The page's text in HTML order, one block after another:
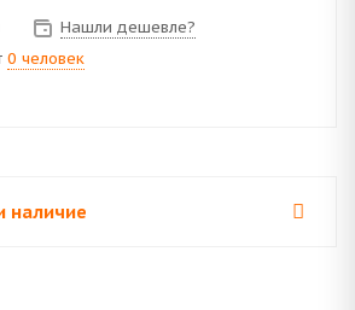
Нашли дешевле?
0 человек
наличие